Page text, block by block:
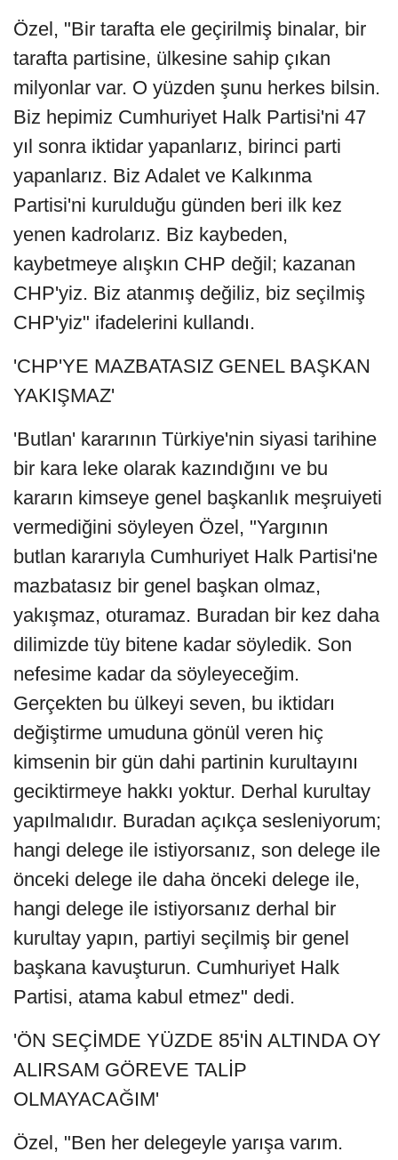
Özel, "Bir tarafta ele geçirilmiş binalar, bir
tarafta partisine, ülkesine sahip çıkan
milyonlar var. O yüzden şunu herkes bilsin.
Biz hepimiz Cumhuriyet Halk Partisi'ni 47
yıl sonra iktidar yapanlarız, birinci parti
yapanlarız. Biz Adalet ve Kalkınma
Partisi'ni kurulduğu günden beri ilk kez
yenen kadrolarız. Biz kaybeden,
kaybetmeye alışkın CHP değil; kazanan
CHP'yiz. Biz atanmış değiliz, biz seçilmiş
CHP'yiz" ifadelerini kullandı.
'CHP'YE MAZBATASIZ GENEL BAŞKAN
YAKIŞMAZ'
'Butlan' kararının Türkiye'nin siyasi tarihine
bir kara leke olarak kazındığını ve bu
kararın kimseye genel başkanlık meşruiyeti
vermediğini söyleyen Özel, "Yargının
butlan kararıyla Cumhuriyet Halk Partisi'ne
mazbatasız bir genel başkan olmaz,
yakışmaz, oturamaz. Buradan bir kez daha
dilimizde tüy bitene kadar söyledik. Son
nefesime kadar da söyleyeceğim.
Gerçekten bu ülkeyi seven, bu iktidarı
değiştirme umuduna gönül veren hiç
kimsenin bir gün dahi partinin kurultayını
geciktirmeye hakkı yoktur. Derhal kurultay
yapılmalıdır. Buradan açıkça sesleniyorum;
hangi delege ile istiyorsanız, son delege ile
önceki delege ile daha önceki delege ile,
hangi delege ile istiyorsanız derhal bir
kurultay yapın, partiyi seçilmiş bir genel
başkana kavuşturun. Cumhuriyet Halk
Partisi, atama kabul etmez" dedi.
'ÖN SEÇİMDE YÜZDE 85'İN ALTINDA OY
ALIRSAM GÖREVE TALİP
OLMAYACAĞIM'
Özel, "Ben her delegeyle yarışa varım.